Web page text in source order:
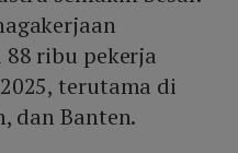
ribu pekerja
terutama di
dan Banten.